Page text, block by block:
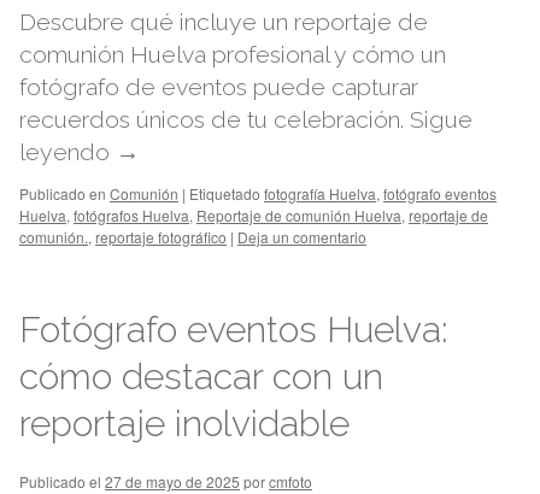
Descubre qué incluye un reportaje de
comunión Huelva profesional y cómo un
fotógrafo de eventos puede capturar
recuerdos únicos de tu celebración. Sigue
leyendo →
Publicado en Comunión | Etiquetado fotografía Huelva, fotógrafo eventos
Huelva, fotógrafos Huelva, Reportaje de comunión Huelva, reportaje de
comunión., reportaje fotográfico | Deja un comentario
Fotógrafo eventos Huelva:
cómo destacar con un
reportaje inolvidable
Publicado el 27 de mayo de 2025 porcmfoto